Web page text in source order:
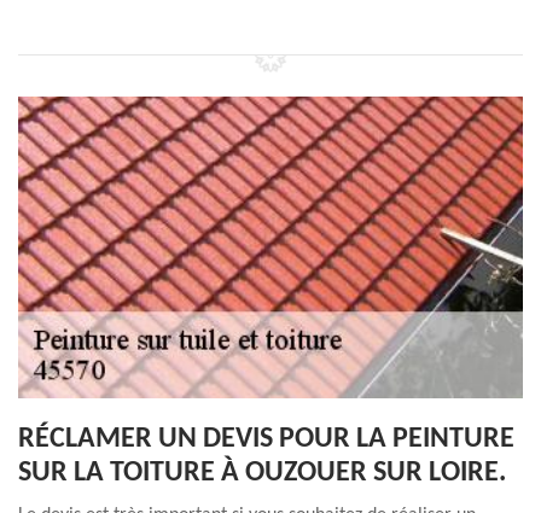
RÉCLAMER UN DEVIS POUR LA PEINTURE
SUR LA TOITURE À OUZOUER SUR LOIRE.